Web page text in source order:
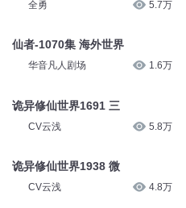
全勇 5.7万
仙者-1070集 海外世界
华音凡人剧场 1.6万
诡异修仙世界1691 三
CV云浅 5.8万
诡异修仙世界1938 微
CV云浅 4.8万